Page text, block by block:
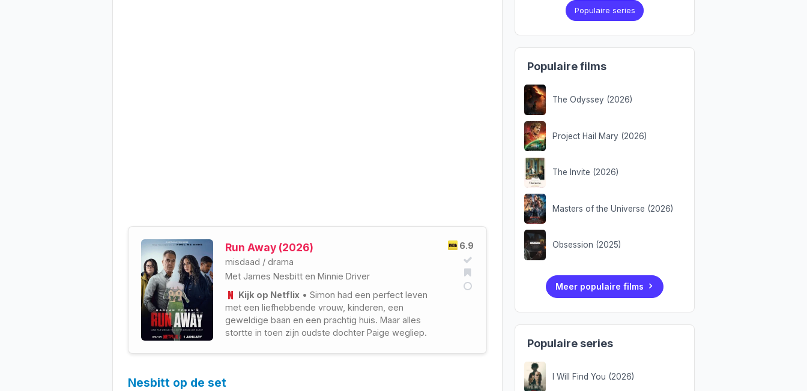
6.9
Run Away (2026)
misdaad / drama
Met James Nesbitt en Minnie Driver
Kijk op Netflix • Simon had een perfect leven
met een liefhebbende vrouw, kinderen, een
geweldige baan en een prachtig huis. Maar alles
stortte in toen zijn oudste dochter Paige wegliep.
Nesbitt op de set
Populaire series
Populaire films
The Odyssey (2026)
Project Hail Mary (2026)
The Invite (2026)
Masters of the Universe (2026)
Obsession (2025)
Meer populaire films
Populaire series
I Will Find You (2026)